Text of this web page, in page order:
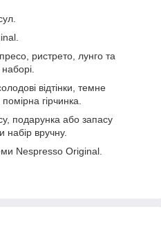
ристрето, лунго та
відтінки, темне
гірчинка.
подарунка або запасу
набір вручну.
Nespresso Original.